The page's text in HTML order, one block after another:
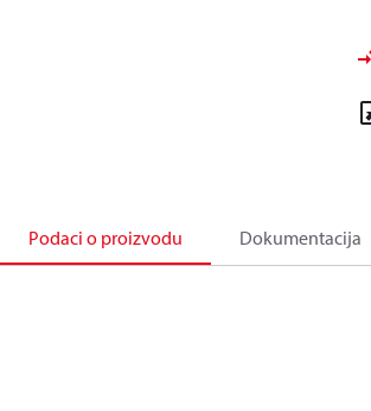
Podaci o proizvodu Dokumentacija